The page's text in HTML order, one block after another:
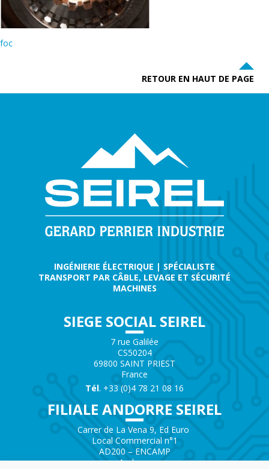
foc
RETOUR EN HAUT DE PAGE
INGÉNIERIE ÉLECTRIQUE | SPÉCIALISTE
TRANSPORT PAR CÂBLE, LEVAGE ET SÉCURITÉ
MACHINES
SIEGE SOCIAL SEIREL
7 rue Galilée
CS50204
69800 SAINT PRIEST
France
Tél. +33 (0)4 78 21 08 16
FILIALE ANDORRE SEIREL
Carrer de La Vena 9, Ed Euro
Local Commercial n°1
AD200 – ENCAMP
Andorra